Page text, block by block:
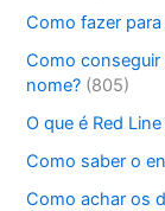
Como fazer
Como
nome? (805)
O que é Red
Como saber o
Como achar os